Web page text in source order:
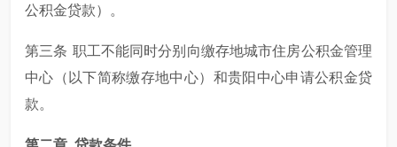
公积金贷款）。
第三条 职工不能同时分别向缴存地城市住房公积金管理
中心（以下简称缴存地中心）和贵阳中心申请公积金贷
款。